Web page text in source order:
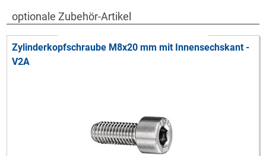
optionale Zubehör-Artikel
Zylinderkopfschraube M8x20 mm mit Innensechskant -
V2A